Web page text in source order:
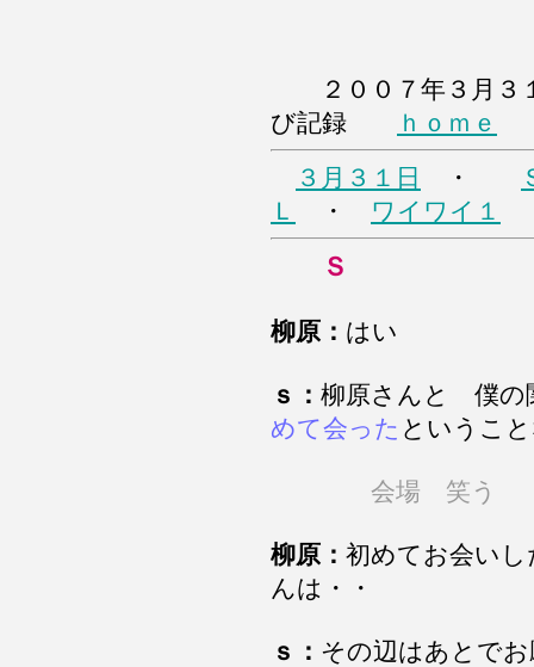
２００７年３月
び記録
ｈｏｍｅ
３月３１日
・
Ｌ
・ ワイワイ１
Ｓ
柳原： はい
ｓ： 柳原さんと 僕の
めて会った というこ
会場 笑う
柳原： 初めてお会い
んは・・
ｓ： その辺はあとで